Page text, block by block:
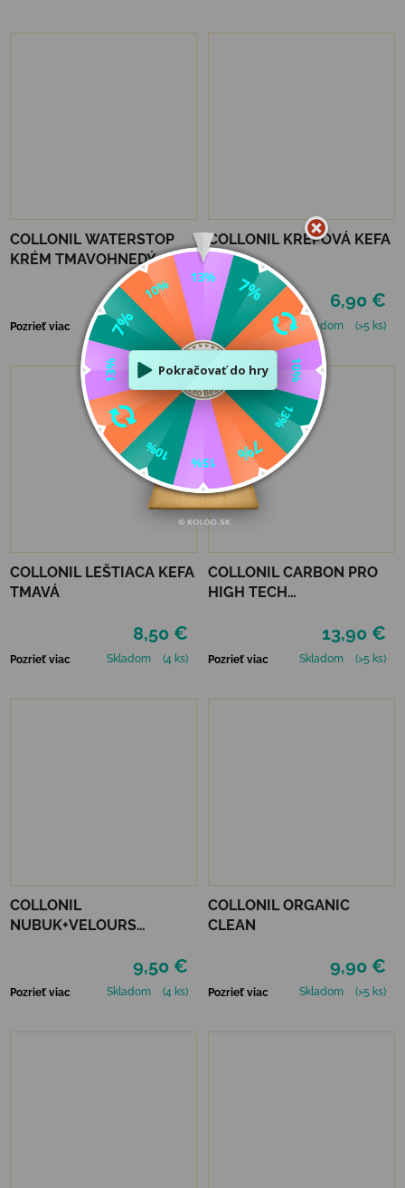
COLLONIL WATERSTOP
KRÉM TMAVOHNEDÝ 75
6,90 €
Pozrieť viac Skladom
COLLONIL KREPOVÁ KEFA
6,90 €
Pozrieť viac Skladom (>5 ks)
COLLONIL LEŠTIACA KEFA
TMAVÁ
8,50 €
Pozrieť viac Skladom (4 ks)
COLLONIL CARBON PRO
HIGH TECH
13,90 €
Pozrieť viac Skladom (>5 ks)
COLLONIL
NUBUK+VELOURS
9,50 €
Pozrieť viac Skladom (4 ks)
COLLONIL ORGANIC
CLEAN
9,90 €
Pozrieť viac Skladom (>5 ks)